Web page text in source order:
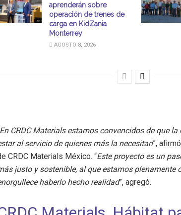
aprenderán sobre
operación de trenes de
carga en KidZania
Monterrey
AGOSTO 8, 2026
En CRDC Materials estamos convencidos de que la
al servicio de quienes más la necesitan”,
CRDC Materials México. “Este proyecto es un
justo y sostenible, al que estamos plenamente
haberlo hecho realidad”, agregó.